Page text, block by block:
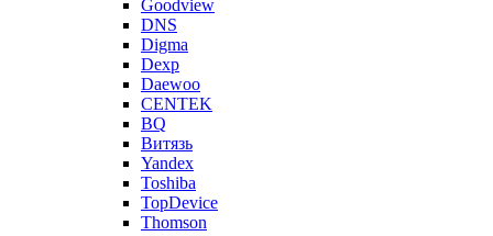
Goodview
DNS
Digma
Dexp
Daewoo
CENTEK
BQ
Витязь
Yandex
Toshiba
TopDevice
Thomson